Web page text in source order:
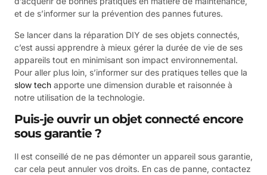
et de s’informer sur la prévention des pannes futures.
Se lancer dans la réparation DIY de ses objets connectés,
c’est aussi apprendre à mieux gérer la durée de vie de ses
appareils tout en minimisant son impact environnemental.
Pour aller plus loin, s’informer sur des pratiques telles que la
slow tech apporte une dimension durable et raisonnée à
notre utilisation de la technologie.
Puis-je ouvrir un objet connecté encore
sous garantie ?
Il est conseillé de ne pas démonter un appareil sous garantie,
car cela peut annuler vos droits. En cas de panne, contactez